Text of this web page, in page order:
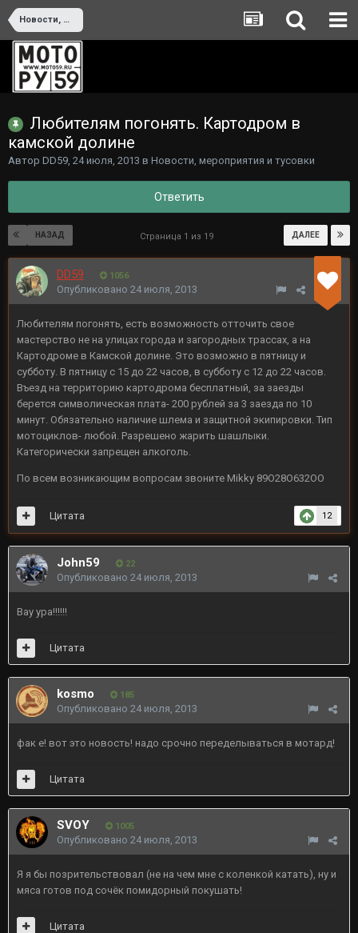
Новости, мероприятия и тусовки
Любителям погонять. Картодром в
камской долине
Автор DD59, 24 июля, 2013 в Новости, мероприятия и тусовки
Ответить
НАЗАД ДАЛЕЕ
Страница 1 из 19
DD59 1056
Опубликовано 24 июля, 2013
Любителям погонять, есть возможность отточить свое
мастерство не на улицах города и загородных трассах, а на
Картодроме в Камской долине. Это возможно в пятницу и
субботу. В пятницу с 15 до 22 часов, в субботу с 12 до 22 часов.
Въезд на территорию картодрома бесплатный, за заезды
берется символическая плата- 200 рублей за 3 заезда по 10
минут. Обязательно наличие шлема и защитной экипировки. Тип
мотоциклов- любой. Разрешено жарить шашлыки.
Категорически запрещен алкоголь.
По всем возникающим вопросам звоните Mikky 89О28О632ОО
12
Цитата
John59 22
Опубликовано 24 июля, 2013
Вау ура!!!!!!
Цитата
kosmo 185
Опубликовано 24 июля, 2013
фак е! вот это новость! надо срочно переделываться в мотард!
Цитата
SVOY 1005
Опубликовано 24 июля, 2013
Я я бы позрительствовал (не на чем мне с коленкой катать), ну и
мяса готов под сочёк помидорный покушать!
Цитата